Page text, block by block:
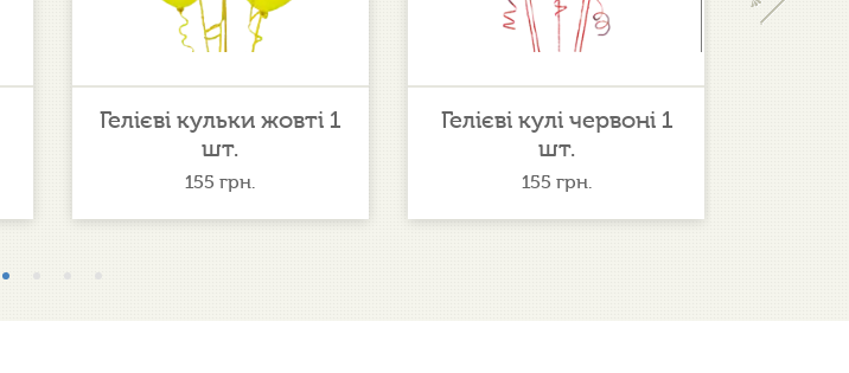
Гелієві кульки жовті 1
шт.
155грн.
Гелієві кулі червоні 1
шт.
155 грн.